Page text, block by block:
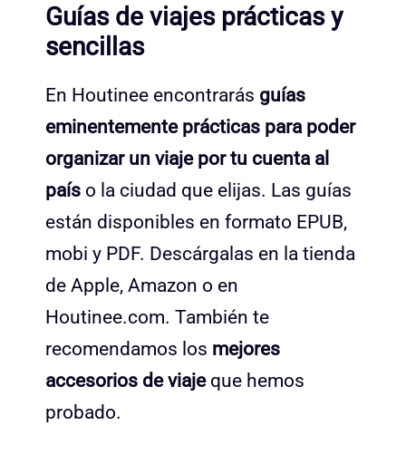
Guías de viajes prácticas y
sencillas
En Houtinee encontrarás guías
eminentemente prácticas para poder
organizar un viaje por tu cuenta al
país o la ciudad que elijas. Las guías
están disponibles en formato EPUB,
mobi y PDF. Descárgalas en la tienda
de Apple, Amazon o en
Houtinee.com. También te
recomendamos los mejores
accesorios de viajeque hemos
probado.